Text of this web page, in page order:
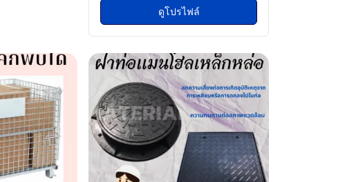
ดูโปรไฟล์